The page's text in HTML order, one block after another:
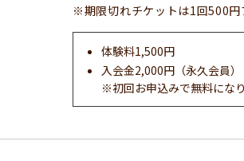
※期限切れチケットは1回500円
体験料1,500円
入会金2,000円（永久会員）
※初回お申込みで無料になり